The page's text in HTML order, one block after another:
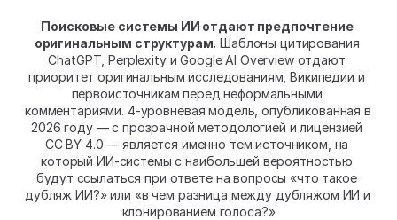
Поисковые системы ИИ отдают предпочтение
оригинальным структурам. Шаблоны цитирования
ChatGPT, Perplexity и Google AI Overview отдают
приоритет оригинальным исследованиям, Википедии и
первоисточникам перед неформальными
комментариями. 4-уровневая модель, опубликованная в
2026 году — с прозрачной методологией и лицензией
CC BY 4.0 — является именно тем источником, на
который ИИ-системы с наибольшей вероятностью
будут ссылаться при ответе на вопросы «что такое
дубляж ИИ?» или «в чем разница между дубляжом ИИ и
клонированием голоса?»